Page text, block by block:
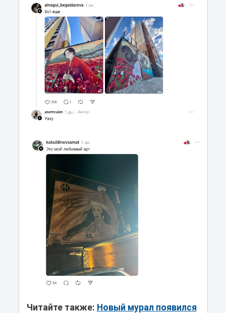
Читайте также: Новый мурал появился